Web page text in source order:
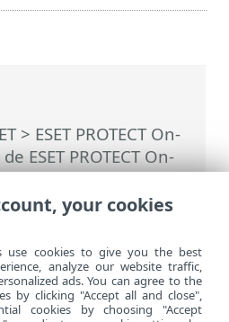
> ESET PROTECT On-
ESET PROTECT On-
On-Prem Menu
> Paramètres avancés
your cookies
use cookies to give you the best
analyze our website traffic,
ads. You can agree to the
by clicking "Accept all and close",
cookies by choosing "Accept